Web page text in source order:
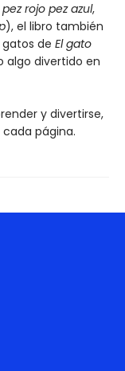
rojo pez azul,
), el libro también
de El gato
algo divertido en
y divertirse,
página.